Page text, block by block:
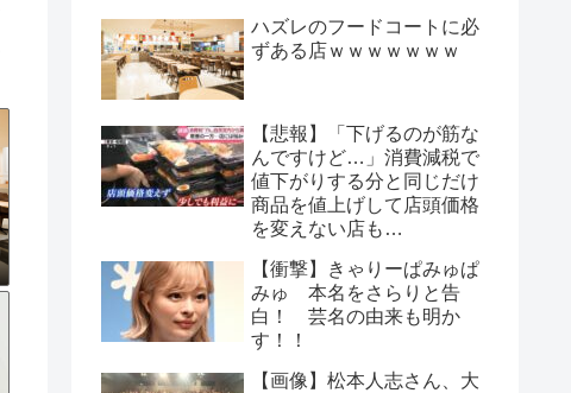
ハズレのフードコートに必
ずある店ｗｗｗｗｗｗｗ
【悲報】「下げるのが筋な
んですけど…」消費減税で
値下がりする分と同じだけ
商品を値上げして店頭価格
を変えない店も…
【衝撃】きゃりーぱみゅぱ
みゅ 本名をさらりと告
白！ 芸名の由来も明か
す！！
【画像】松本人志さん、大